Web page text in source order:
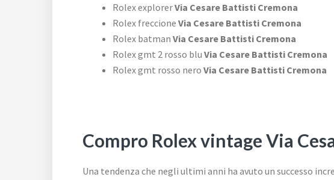
Rolex explorerVia Cesare Battisti Cremona
Rolex freccione Via Cesare Battisti Cremona
Rolex batman Via Cesare Battisti Cremona
Rolex gmt 2 rosso blu Via Cesare Battisti Cremona
Rolex gmt rosso nero Via Cesare Battisti Cremona
Compro Rolex vintage Via
Una tendenza che negli ultimi anni ha avuto un successo